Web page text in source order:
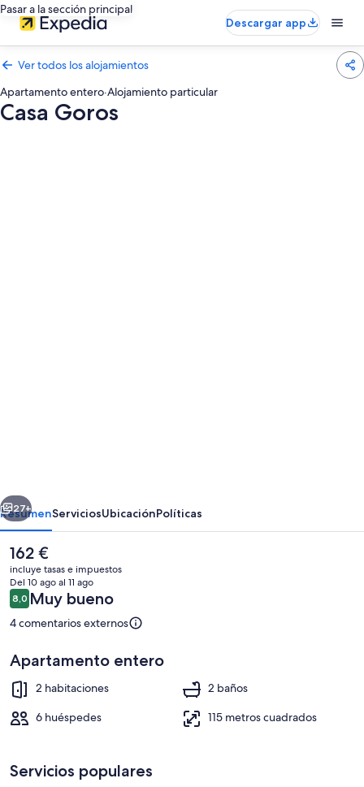
Pasar a la sección principal
Descargar app
Ver todos los alojamientos
Apartamento entero·Alojamiento particular
Casa Goros
2 dormitorios, tabla de planchar con
Siguiente
27+
ResumenServiciosUbicaciónPolíticas
El
precio
actual
es
de
162 €
162 €
incluye tasas e impuestos
Del 10 ago al 11 ago
Comentarios
8,08,0 de 10
Muy bueno
4 comentarios externos
Apartamento entero
2 habitaciones
2 baños
6 huéspedes
115 metros cuadrados
Servicios populares